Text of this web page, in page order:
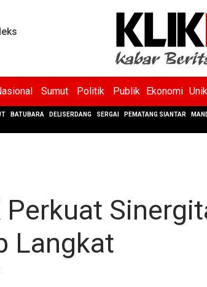
Sumut Politik Publik Ekonomi Unik
BATUBARA DELISERDANG SERGAI PEMATANG SIANTAR
Perkuat
Langkat